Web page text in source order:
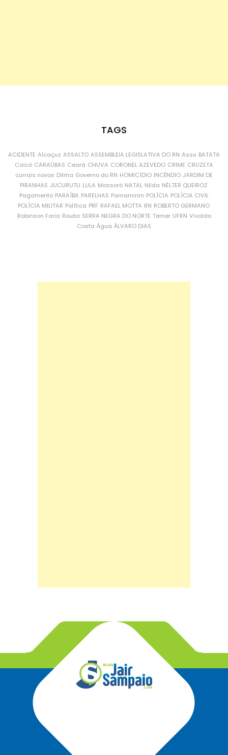
TAGS
ACIDENTE Alcaçuz ASSALTO ASSEMBLEIA LEGISLATIVA DO RN Assu BATATA
Caicó CARAÚBAS Ceará CHUVA CORONEL AZEVEDO CRIME CRUZETA
currais novos Dilma Governo do RN HOMICÍDIO INCÊNDIO JARDIM DE
PIRANHAS JUCURUTU LULA Mossoró NATAL Nilda NÉLTER QUEIROZ
Pagamento PARAÍBA PARELHAS Parnamirim POLÍCIA POLÍCIA CIVIL
POLÍCIA MILITAR Política PRF RAFAEL MOTTA RN ROBERTO GERMANO
Robinson Faria Roubo SERRA NEGRA DO NORTE Temer UFRN Vivaldo
Costa Água ÁLVARO DIAS